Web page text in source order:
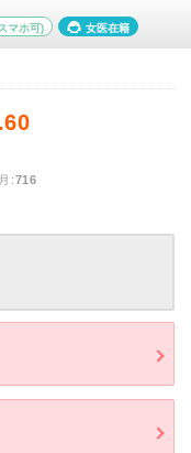
マホ可) 女医在籍
:716